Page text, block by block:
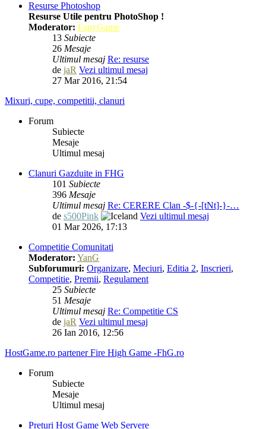
Resurse Photoshop
Resurse Utile pentru PhotoShop !
Moderator: FanyGame
13 Subiecte
26 Mesaje
Ultimul mesaj Re: resurse
de jaR Vezi ultimul mesaj
27 Mar 2016, 21:54
Mixuri, cupe, competitii, clanuri
Forum
Subiecte
Mesaje
Ultimul mesaj
Clanuri Gazduite in FHG
101 Subiecte
396 Mesaje
Ultimul mesaj Re: CERERE Clan -$-{-[tNt]-}-…
de s500Pink
Vezi ultimul mesaj
01 Mar 2026, 17:13
Competitie Comunitati
Moderator: YanG
Subforumuri: Organizare, Meciuri, Editia 2, Inscrieri,
Competitie, Premii, Regulament
25 Subiecte
51 Mesaje
Ultimul mesaj Re: Competitie CS
de jaR Vezi ultimul mesaj
26 Ian 2016, 12:56
HostGame.ro partener Fire High Game -FhG.ro
Forum
Subiecte
Mesaje
Ultimul mesaj
Preturi Host Game Web Servere